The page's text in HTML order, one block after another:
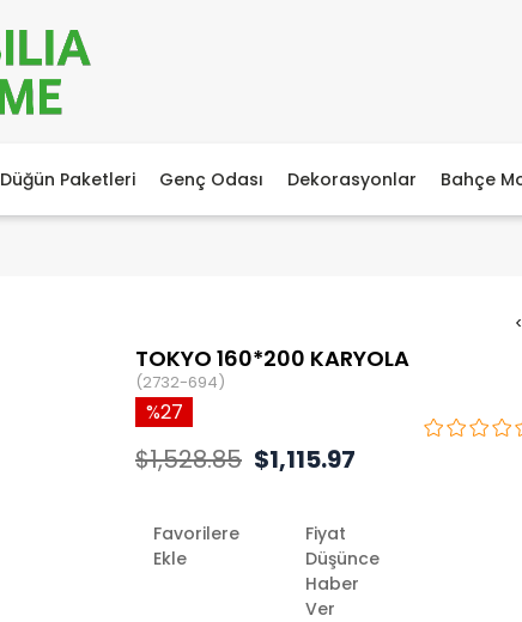
Düğün Paketleri Genç Odası Dekorasyonlar Bahçe
TOKYO 160*200 KARYOLA
(2732-694)
27
$1,528.85 $1,115.97
Favorilere
Ekle
Fiyat
Düşünce
Haber
Ver